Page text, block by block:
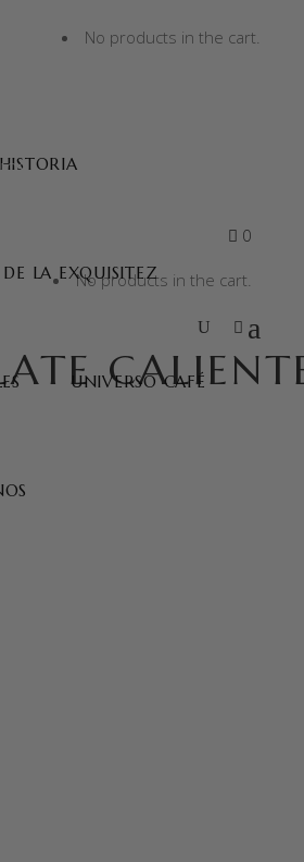
HISTORIA
DE LA EXQUISITEZ
UNIVERSO CAFÉ
0
No products in the cart.
LA EXQUISITEZ
No products in the cart.